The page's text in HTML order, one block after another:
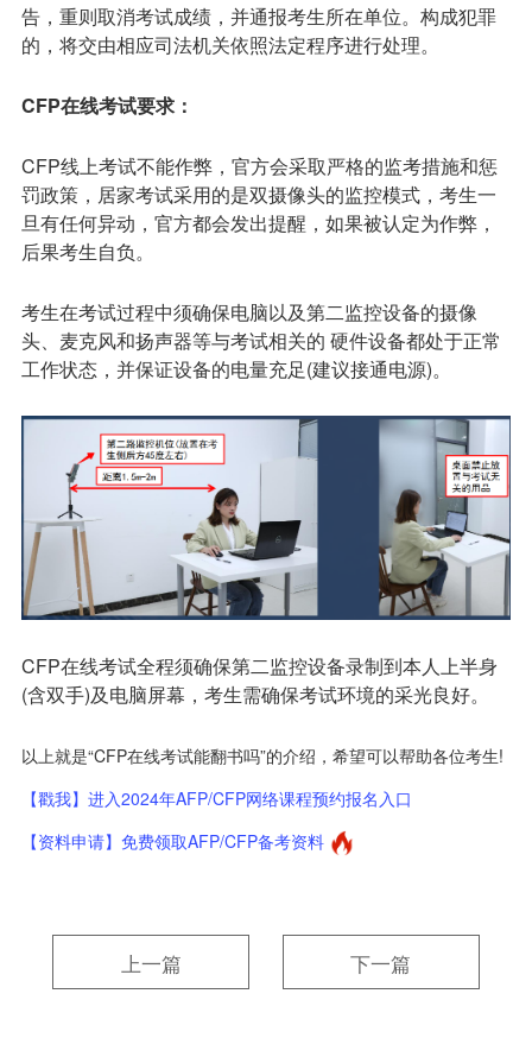
告，重则取消考试成绩，并通报考生所在单位。构成犯罪
的，将交由相应司法机关依照法定程序进行处理。
CFP在线考试要求：
CFP线上考试不能作弊，官方会采取严格的监考措施和惩
罚政策，居家考试采用的是双摄像头的监控模式，考生一
旦有任何异动，官方都会发出提醒，如果被认定为作弊，
后果考生自负。
考生在考试过程中须确保电脑以及第二监控设备的摄像
头、麦克风和扬声器等与考试相关的 硬件设备都处于正常
工作状态，并保证设备的电量充足(建议接通电源)。
CFP在线考试全程须确保第二监控设备录制到本人上半身
(含双手)及电脑屏幕，考生需确保考试环境的采光良好。
以上就是“CFP在线考试能翻书吗”的介绍，希望可以帮助各位考生!
【戳我】进入2024年AFP/CFP网络课程预约报名入口
【资料申请】免费领取AFP/CFP备考资料
上一篇 下一篇